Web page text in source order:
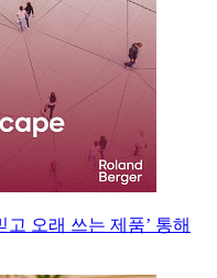
고 오래 쓰는 제품’ 통해